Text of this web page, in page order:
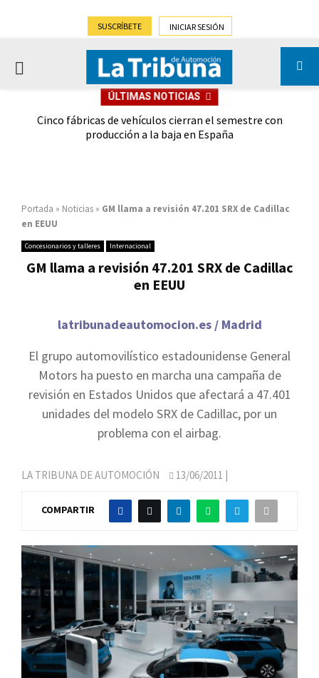
SUSCRÍBETE INICIAR SESIÓN
PRIMARY
ÚLTIMAS NOTICIAS
Cinco fábricas de vehículos cierran el semestre con
producción a la baja en España
Portada » Noticias » GM llama a revisión 47.201 SRX de Cadillac
en EEUU
Concesionarios y talleres Internacional
GM llama a revisión 47.201 SRX de Cadillac
en EEUU
latribunadeautomocion.es / Madrid
El grupo automovilístico estadounidense General
Motors ha puesto en marcha una campaña de
revisión en Estados Unidos que afectará a 47.401
unidades del modelo SRX de Cadillac, por un
problema con el airbag.
LA TRIBUNA DE AUTOMOCIÓN 13/06/2011 |
COMPARTIR